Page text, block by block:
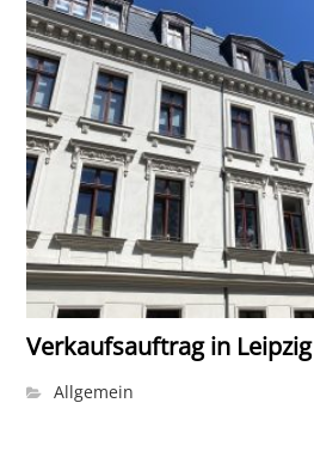
Verkaufsauftrag in Leipzig
Allgemein